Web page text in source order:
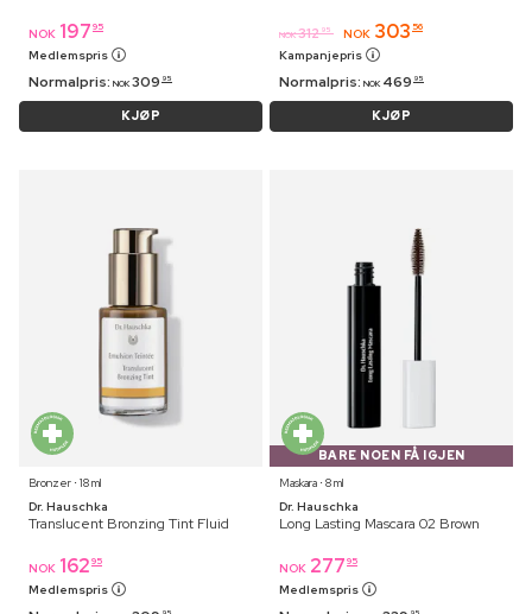
NOK 197 95
Medlemspris
Normalpris: NOK 309 95
KJØP
NOK 312 95 NOK 303 56
Kampanjepris
Normalpris: NOK 469 95
KJØP
Bronzer ⋅ 18 ml
Dr. Hauschka
Translucent Bronzing Tint Fluid
NOK 162 95
Medlemspris
BARE NOEN FÅ IGJEN
Maskara ⋅ 8 ml
Dr. Hauschka
Long Lasting Mascara 02 Brown
NOK 277 95
Medlemspris